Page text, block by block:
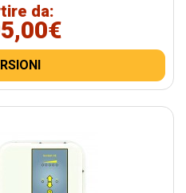
da: